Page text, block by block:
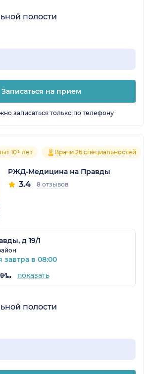
полости
Записаться на прием
записаться только по телефону
10+ лет Врачи 26 специальностей
РЖД-Медицина на Правды
3.4 8 отзывов
д 19/1
завтра в 08:00
+7 (347) 210-04-96 показать
полости